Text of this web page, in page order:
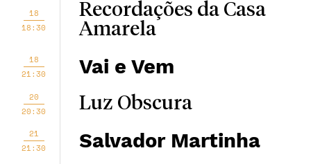
18
18:30
Recordações da Casa
Amarela
18
21:30
Vai e Vem
20
20:30
Luz Obscura
21
21:30
Salvador Martinha